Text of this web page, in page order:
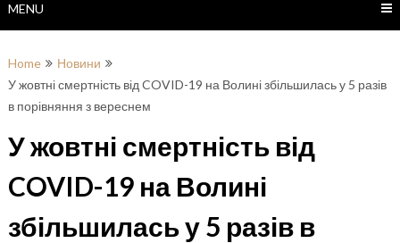
MENU
Home
Новини
У жовтні смертність від COVID-19 на Волині збільшилась у 5 разів
в порівняння з вереснем
У жовтні смертність від
COVID-19 на Волині
збільшилась у 5 разів в